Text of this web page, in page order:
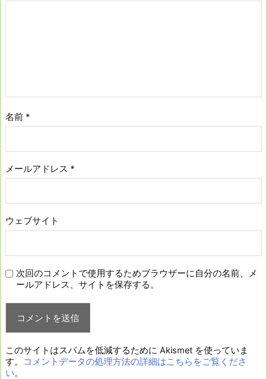
名前 *
メールアドレス *
ウェブサイト
次回のコメントで使用するためブラウザーに自分の名前、メ
ールアドレス、サイトを保存する。
このサイトはスパムを低減するために Akismet を使っていま
す。
コメントデータの処理方法の詳細はこちらをご覧くださ
い。